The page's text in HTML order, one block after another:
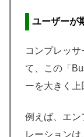
ユーザーが
コンプレッ
て、この「
ーを大きく上
例えば、エン
レーション